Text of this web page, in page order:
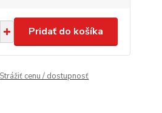
Pridať do košíka
Strážiť cenu / dostupnosť